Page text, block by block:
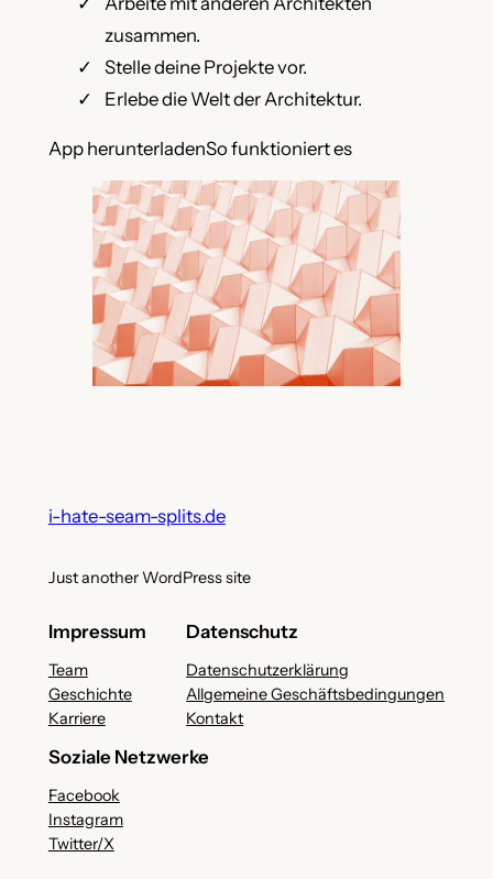
zusammen.
Stelle deine Projekte vor.
Erlebe die Welt der Architektur.
App herunterladenSo funktioniert es
i-hate-seam-splits.de
Just another WordPress site
Impressum
Team
Geschichte
Karriere
Datenschutz
Datenschutzerklärung
Allgemeine Geschäftsbedingungen
Kontakt
Soziale Netzwerke
Facebook
Instagram
Twitter/X